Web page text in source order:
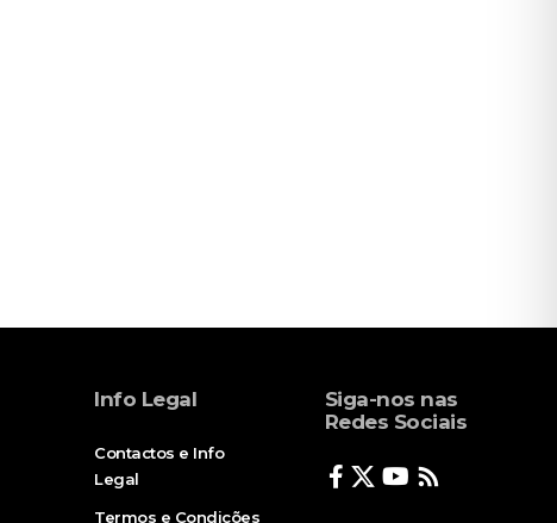
Info Legal
Contactos e Info
Legal
Termos e Condições
Siga-nos nas
Redes Sociais